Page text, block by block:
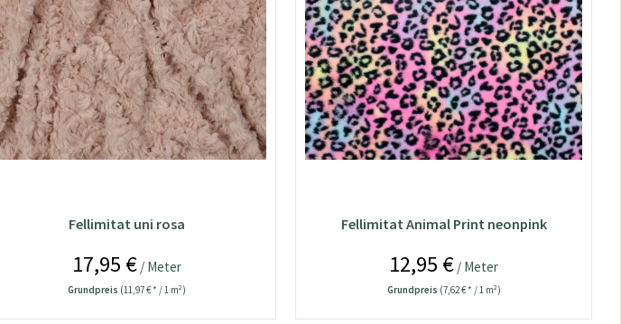
Fellimitat uni rosa
17,95 € / Meter
Grundpreis (11,97 € * / 1 m²)
Fellimitat Animal Print neonpink
12,95 € / Meter
Grundpreis (7,62 € * / 1 m²)